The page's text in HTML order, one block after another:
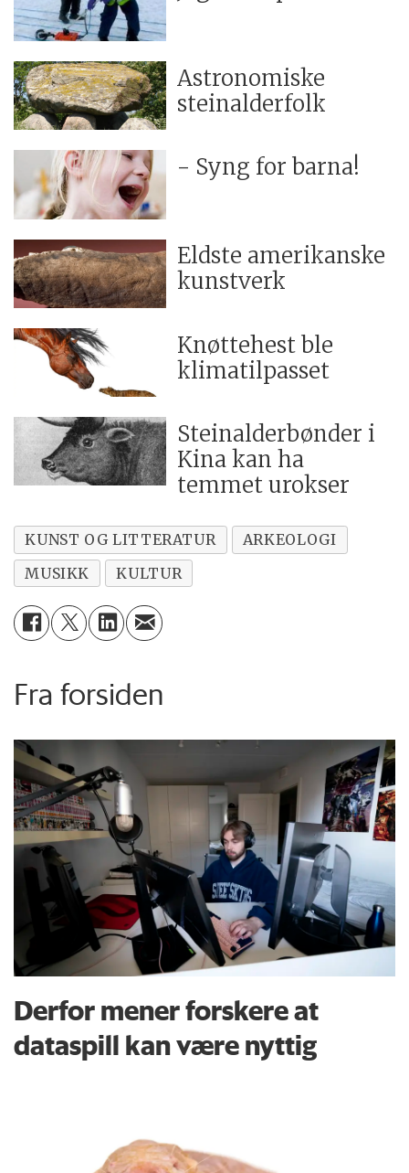
Astronomiske
steinalderfolk
- Syng for barna!
Eldste amerikanske
kunstverk
Knøttehest ble
klimatilpasset
Steinalderbønder i
Kina kan ha
temmet urokser
KUNST OG LITTERATUR
ARKEOLOGI
MUSIKK
KULTUR
Fra forsiden
Derfor mener forskere at
dataspill kan være nyttig